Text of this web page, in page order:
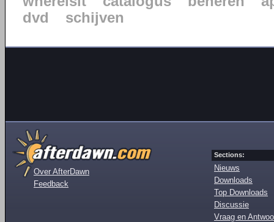
dvd
schijven
Over AfterDawn
Feedback
Sections:
Nieuws
Downloads
Top Downloads
Discussie
Vraag en